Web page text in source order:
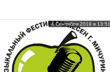
4 Сентября 2019 в 13:51